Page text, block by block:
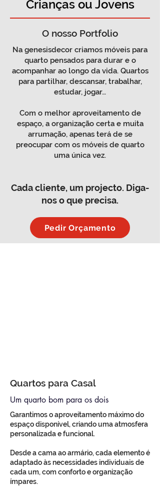
Crianças ou Jovens
O nosso Portfolio
Na genesisdecor criamos móveis para
quarto pensados para durar e o
acompanhar ao longo da vida. Quartos
para partilhar, descansar, trabalhar,
estudar, jogar…
Com o melhor aproveitamento de
espaço, a organização certa e muita
arrumação, apenas terá de se
preocupar com os móveis de quarto
uma única vez.
Cada cliente, um projecto. Diga-
nos o que precisa.
Pedir Orçamento
Quartos para Casal
Um quarto bom para os dois
Garantimos o aproveitamento máximo do
espaço disponível, criando uma atmosfera
personalizada e funcional.
Desde a cama ao armário, cada elemento é
adaptado às necessidades individuais de
cada um, com conforto e organização
ímpares.